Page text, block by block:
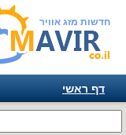
חדשות מזג אוויר
דף ראשי